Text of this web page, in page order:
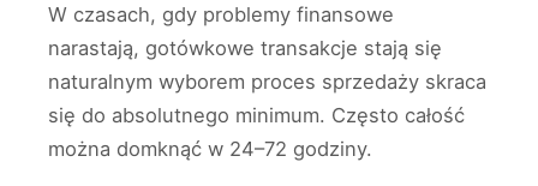
W czasach, gdy problemy finansowe
narastają, gotówkowe transakcje stają się
naturalnym wyborem proces sprzedaży skraca
się do absolutnego minimum. Często całość
można domknąć w 24–72 godziny.